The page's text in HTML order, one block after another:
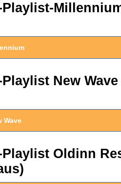
Playlist-
Playlist New
Wave
Playlist Oldinn